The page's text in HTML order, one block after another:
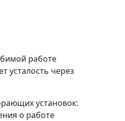
работе
усталость через
установок:
о работе